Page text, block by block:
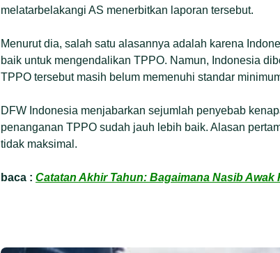
melatarbelakangi AS menerbitkan laporan tersebut.
Menurut dia, salah satu alasannya adalah karena
baik untuk mengendalikan TPPO. Namun, Indonesia
TPPO tersebut masih belum memenuhi standar
DFW Indonesia menjabarkan sejumlah penyebab
penanganan TPPO sudah jauh lebih baik. Alasan
tidak maksimal.
baca : Catatan Akhir Tahun: Bagaimana Nasib